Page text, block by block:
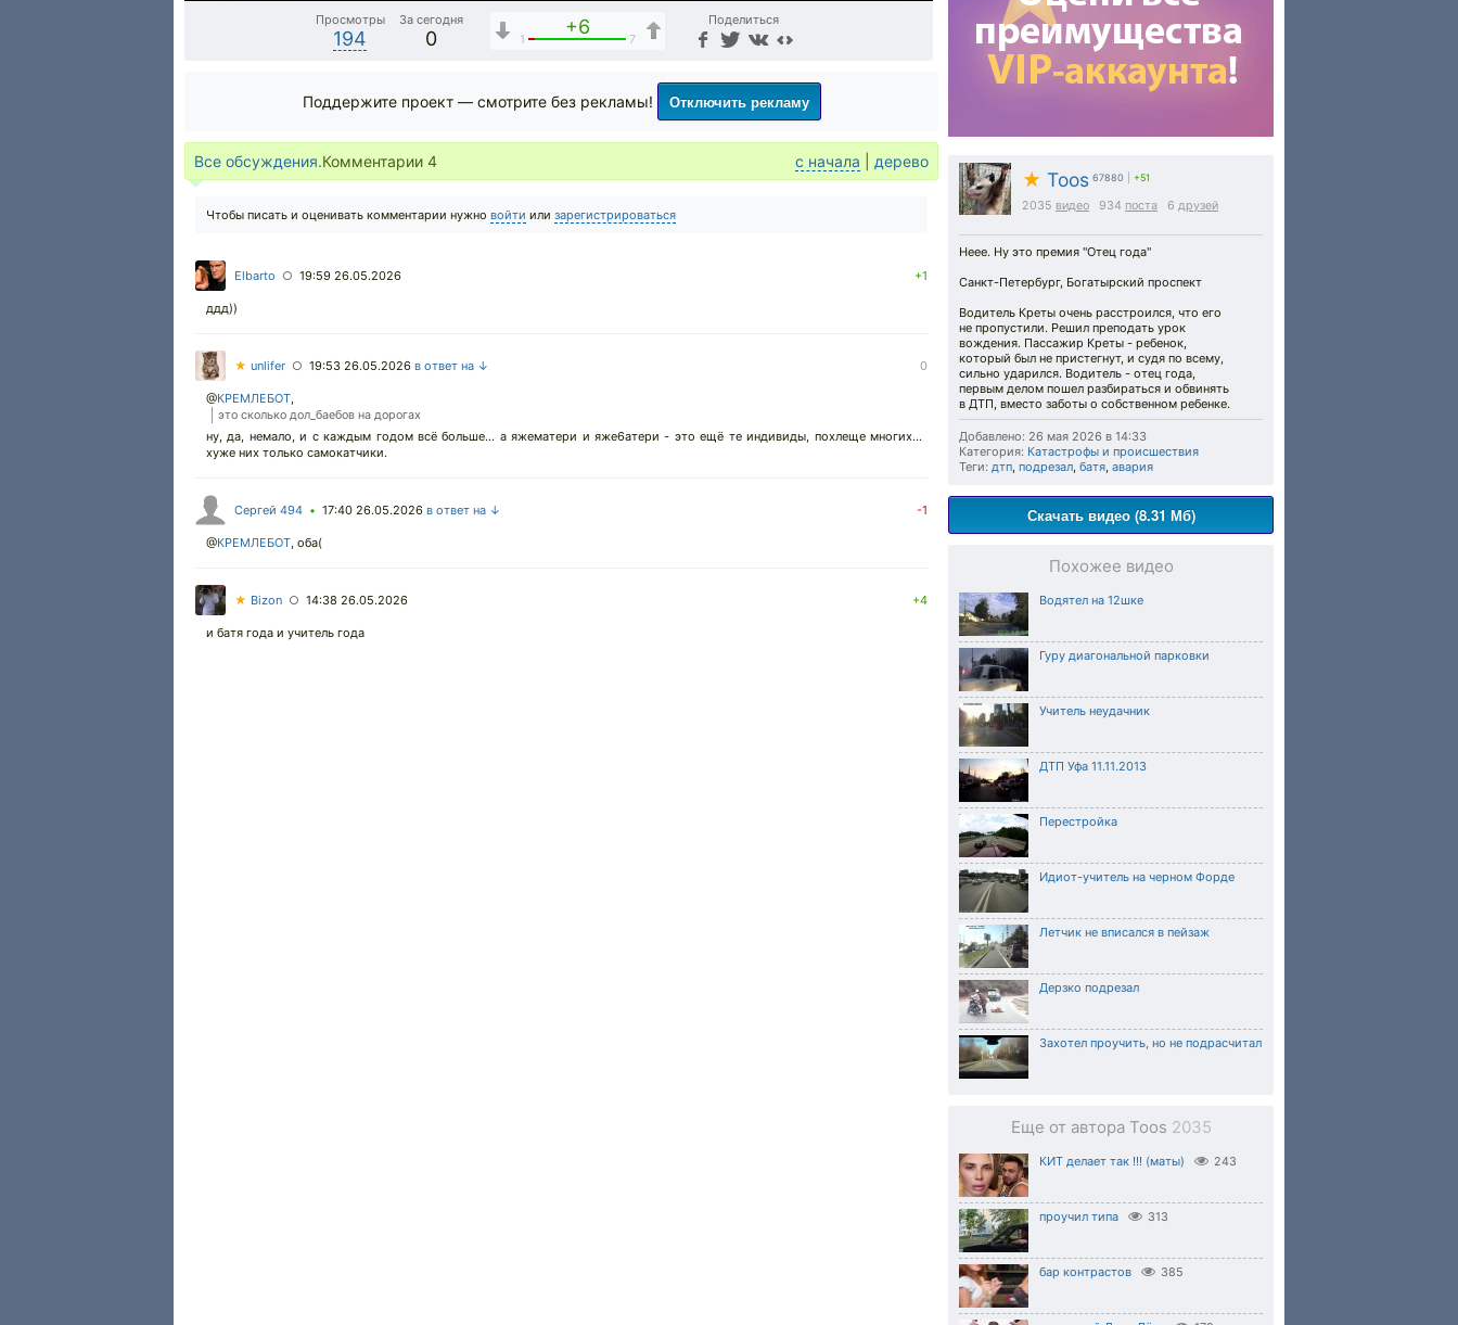
Просмотры
194
За сегодня
0
+6
1 7
Поделиться
★ Toos 67880 +51
2035 видео 934 поста 6 друзей
Неее. Ну это премия "Отец года"
Санкт-Петербург, Богатырский проспект
Водитель Креты очень расстроился, что его
не пропустили. Решил преподать урок
вождения. Пассажир Креты - ребенок,
который был не пристегнут, и судя по всему,
сильно ударился. Водитель - отец года,
первым делом пошел разбираться и обвинять
в ДТП, вместо заботы о собственном ребенке.
Добавлено: 26 мая 2026 в 14:33
Категория: Катастрофы и происшествия
Теги: дтп, подрезал, батя, авария
Скачать видео (8.31 Мб)
Похожее видео
Водятел на 12шке
Гуру диагональной парковки
Учитель неудачник
ДТП Уфа 11.11.2013
Перестройка
Идиот-учитель на черном Форде
Летчик не вписался в пейзаж
Дерзко подрезал
Захотел проучить, но не подрасчитал
Еще от автора Toos 2035
КИТ делает так !!! (маты) 243
проучил типа 313
бар контрастов 385
Поддержите проект — смотрите без рекламы! Отключить рекламу
Все обсуждения.Комментарии 4 с начала дерево
Чтобы писать и оценивать комментарии нужно войти или зарегистрироваться
Elbarto ○ 19:59 26.05.2026 +1
ддд))
★ unlifer ○ 19:53 26.05.2026 в ответ на ↓ 0
@КРЕМЛЕБОТ,
это сколько дол_баебов на дорогах
ну, да, немало, и с каждым годом всё больше... а яжематери и яже6атери - это ещё те индивиды, похлеще многих...
хуже них только самокатчики.
Сергей 494 • 17:40 26.05.2026 в ответ на ↓ -1
@КРЕМЛЕБОТ, оба(
★ Bizon ○ 14:38 26.05.2026 +4
и батя года и учитель года